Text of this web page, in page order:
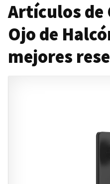
Artículos de
Ojo de
mejores